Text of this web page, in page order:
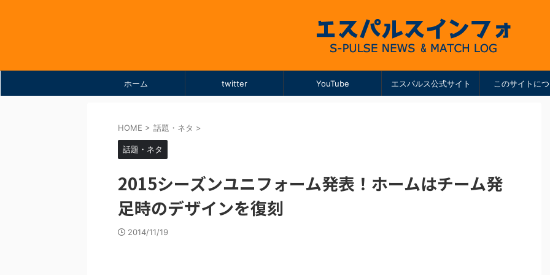
ホーム twitter YouTube エスパルス公式サイト このサイトに
HOME > 話題・ネタ >
話題・ネタ
2015シーズンユニフォーム発表！ホームはチーム発
足時のデザインを復刻
2014/11/19